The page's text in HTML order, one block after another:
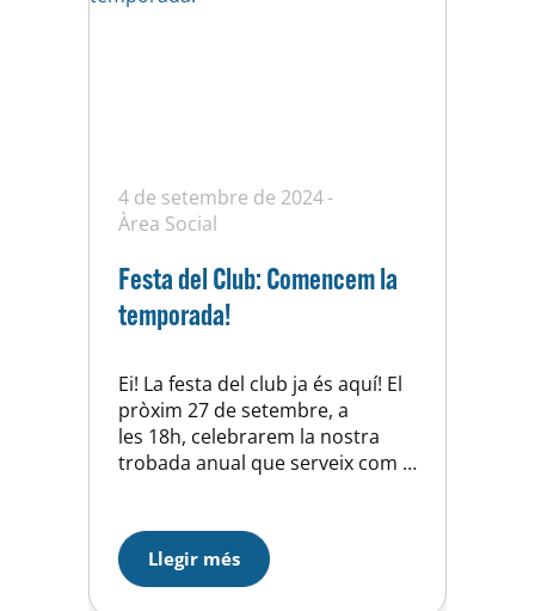
4 de setembre de 2024
Àrea Social
Festa del Club: Comencem la
temporada!
Ei! La festa del club ja és aquí! El
pròxim 27 de setembre, a
les 18h, celebrarem la nostra
trobada anual que serveix com a
perfecta per reunir-nos,
compartir una estona junts i
donar a conèixer els nostres
Llegir més